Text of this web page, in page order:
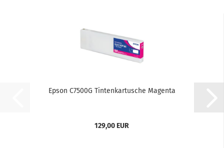
Epson C7500G Tintenkartusche Magenta
129,00 EUR